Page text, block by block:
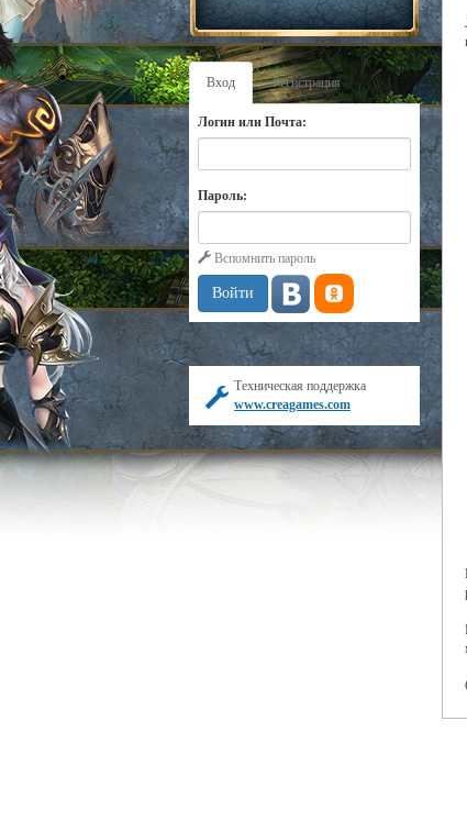
Вход Регистрация
Логин или Почта:
Пароль:
Вспомнить пароль
Техническая поддержка
www.creagames.com